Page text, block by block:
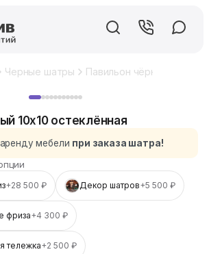
Черные шатры Павильон чёрный 10x10
10x10 остеклённая
мебели при заказа шатра!
+28 500 ₽ Декор шатров+5 500 ₽
фриза+4 300 ₽
тележка+2 500 ₽